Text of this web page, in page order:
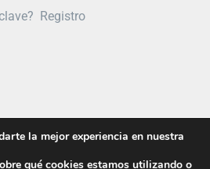
Registro
la mejor experiencia en nuestra
qué cookies estamos utilizando o